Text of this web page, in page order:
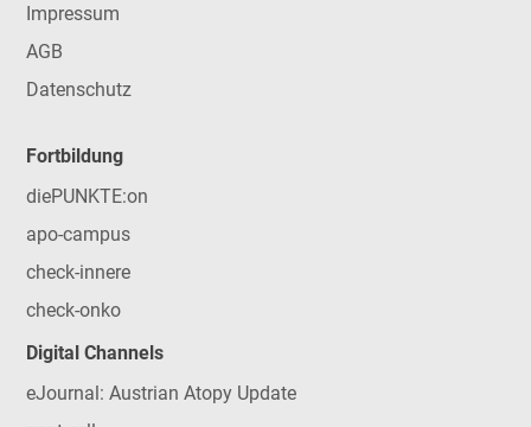
Impressum
AGB
Datenschutz
Fortbildung
diePUNKTE:on
apo-campus
check-innere
check-onko
Digital Channels
eJournal: Austrian Atopy Update